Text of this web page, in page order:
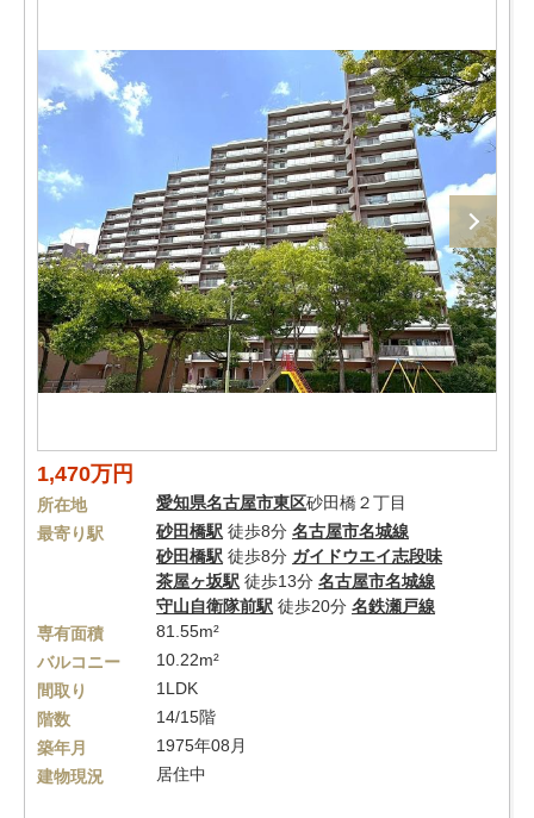
1,470万円
所在地 愛知県名古屋市東区砂田橋２丁目
最寄り駅
砂田橋駅 徒歩8分 名古屋市名城線
砂田橋駅 徒歩8分 ガイドウエイ志段味
茶屋ヶ坂駅 徒歩13分 名古屋市名城線
守山自衛隊前駅 徒歩20分 名鉄瀬戸線
専有面積
81.55m²
バルコニー
10.22m²
間取り
1LDK
階数
14/15階
築年月
1975年08月
建物現況
居住中